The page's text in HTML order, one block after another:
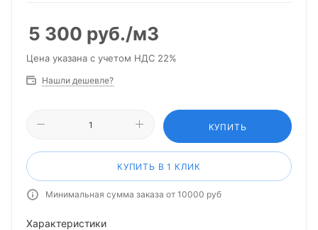
5 300 руб./м3
Цена указана с учетом НДС 22%
Нашли дешевле?
КУПИТЬ
КУПИТЬ В 1 КЛИК
Минимальная сумма заказа от 10000 руб
Характеристики